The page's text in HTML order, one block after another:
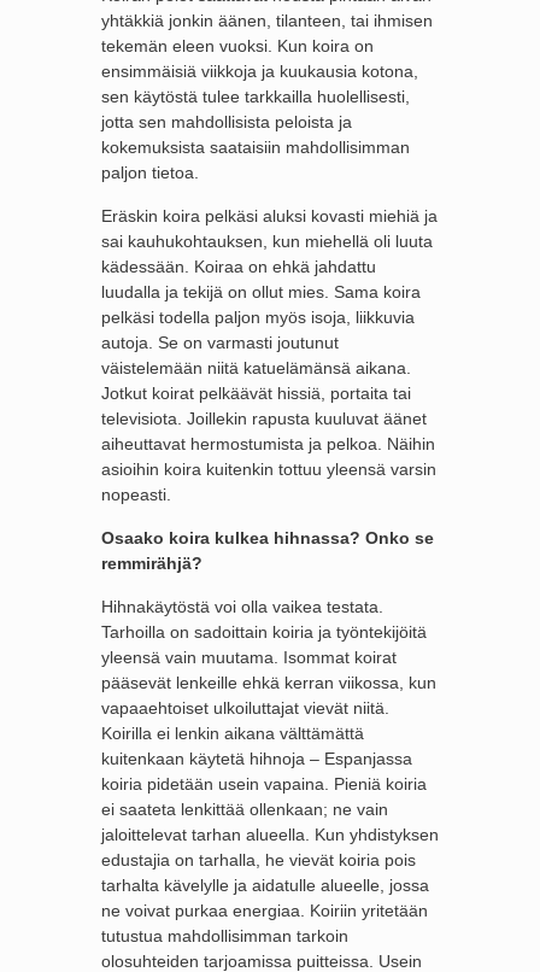
yhtäkkiä jonkin äänen, tilanteen, tai ihmisen
tekemän eleen vuoksi. Kun koira on
ensimmäisiä viikkoja ja kuukausia kotona,
sen käytöstä tulee tarkkailla huolellisesti,
jotta sen mahdollisista peloista ja
kokemuksista saataisiin mahdollisimman
paljon tietoa.
Eräskin koira pelkäsi aluksi kovasti miehiä ja
sai kauhukohtauksen, kun miehellä oli luuta
kädessään. Koiraa on ehkä jahdattu
luudalla ja tekijä on ollut mies. Sama koira
pelkäsi todella paljon myös isoja, liikkuvia
autoja. Se on varmasti joutunut
väistelemään niitä katuelämänsä aikana.
Jotkut koirat pelkäävät hissiä, portaita tai
televisiota. Joillekin rapusta kuuluvat äänet
aiheuttavat hermostumista ja pelkoa. Näihin
asioihin koira kuitenkin tottuu yleensä varsin
nopeasti.
Osaako koira kulkea hihnassa? Onko se
remmirähjä?
Hihnakäytöstä voi olla vaikea testata.
Tarhoilla on sadoittain koiria ja työntekijöitä
yleensä vain muutama. Isommat koirat
pääsevät lenkeille ehkä kerran viikossa, kun
vapaaehtoiset ulkoiluttajat vievät niitä.
Koirilla ei lenkin aikana välttämättä
kuitenkaan käytetä hihnoja – Espanjassa
koiria pidetään usein vapaina. Pieniä koiria
ei saateta lenkittää ollenkaan; ne vain
jaloittelevat tarhan alueella. Kun yhdistyksen
edustajia on tarhalla, he vievät koiria pois
tarhalta kävelylle ja aidatulle alueelle, jossa
ne voivat purkaa energiaa. Koiriin yritetään
tutustua mahdollisimman tarkoin
olosuhteiden tarjoamissa puitteissa. Usein